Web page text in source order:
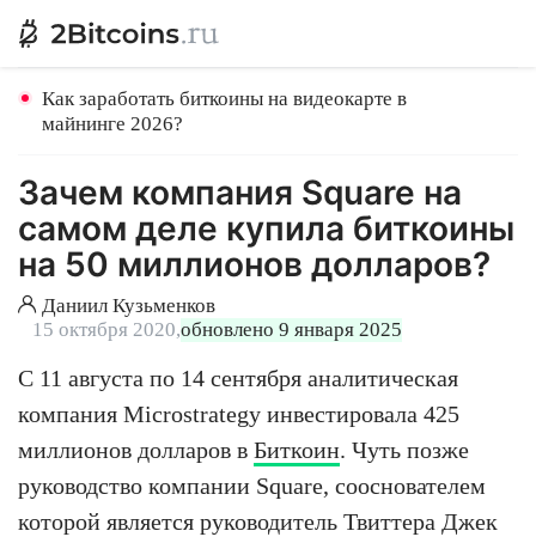
Как заработать биткоины на видеокарте в
майнинге 2026?
Зачем компания Square на
самом деле купила биткоины
на 50 миллионов долларов?
Даниил Кузьменков
15 октября 2020,обновлено 9 января 2025
С 11 августа по 14 сентября аналитическая
компания Microstrategy инвестировала 425
миллионов долларов в Биткоин. Чуть позже
руководство компании Square, сооснователем
которой является руководитель Твиттера Джек